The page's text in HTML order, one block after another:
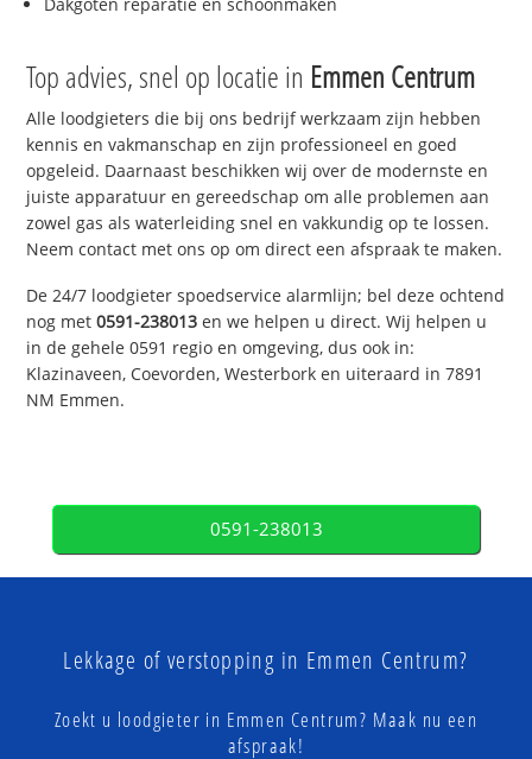
Dakgoten reparatie en schoonmaken
Top advies, snel op locatie in Emmen Centrum
Alle loodgieters die bij ons bedrijf werkzaam zijn hebben
kennis en vakmanschap en zijn professioneel en goed
opgeleid. Daarnaast beschikken wij over de modernste en
juiste apparatuur en gereedschap om alle problemen aan
zowel gas als waterleiding snel en vakkundig op te lossen.
Neem contact met ons op om direct een afspraak te maken.
De 24/7 loodgieter spoedservice alarmlijn; bel deze ochtend
nog met0591-238013 en we helpen u direct. Wij helpen u
in de gehele 0591 regio en omgeving, dus ook in:
Klazinaveen, Coevorden, Westerbork en uiteraard in 7891
NM Emmen.
0591-238013
Lekkage of verstopping in Emmen Centrum?
Zoekt u loodgieter in Emmen Centrum? Maak nu een
afspraak!